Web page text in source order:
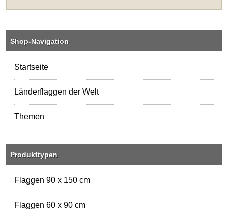
Shop-Navigation
Startseite
Länderflaggen der Welt
Themen
Produkttypen
Flaggen 90 x 150 cm
Flaggen 60 x 90 cm